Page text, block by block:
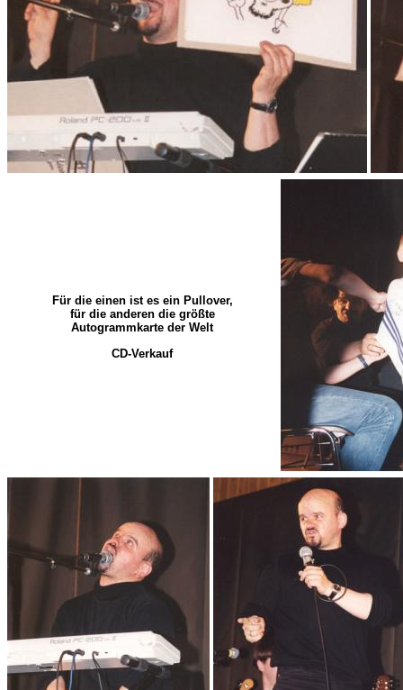
Für die einen ist es ein Pullover,
für die anderen die größte
Autogrammkarte der Welt
CD-Verkauf